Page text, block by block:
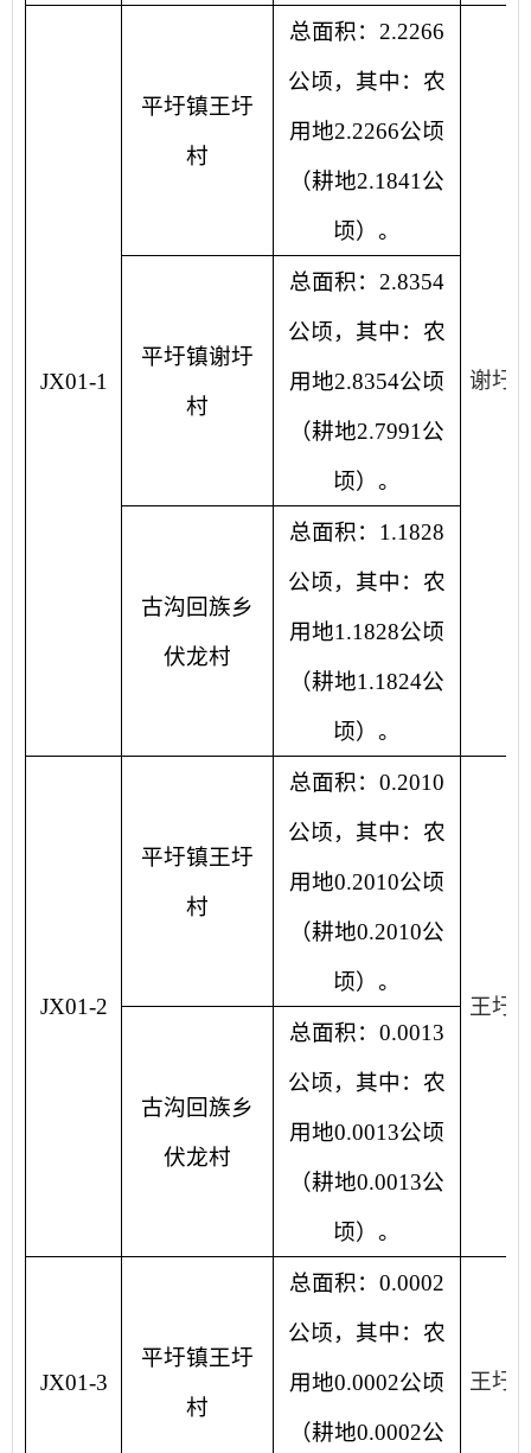
JX01-1
平圩镇王圩
村
总面积：2.2266
公顷，其中：农
用地2.2266公顷
（耕地2.1841公
顷）。
谢圩
平圩镇谢圩
村
总面积：2.8354
公顷，其中：农
用地2.8354公顷
（耕地2.7991公
顷）。
古沟回族乡
伏龙村
总面积：1.1828
公顷，其中：农
用地1.1828公顷
（耕地1.1824公
顷）。
JX01-2
平圩镇王圩
村
总面积：0.2010
公顷，其中：农
用地0.2010公顷
（耕地0.2010公
顷）。
王圩
古沟回族乡
伏龙村
总面积：0.0013
公顷，其中：农
用地0.0013公顷
（耕地0.0013公
顷）。
JX01-3
平圩镇王圩
村
总面积：0.0002
公顷，其中：农
用地0.0002公顷
（耕地0.0002公
王圩